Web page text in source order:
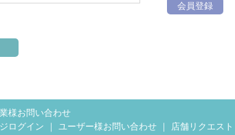
会員登録
様お問い合わせ
ログイン ｜ ユーザー様お問い合わせ ｜ 店舗リクエスト